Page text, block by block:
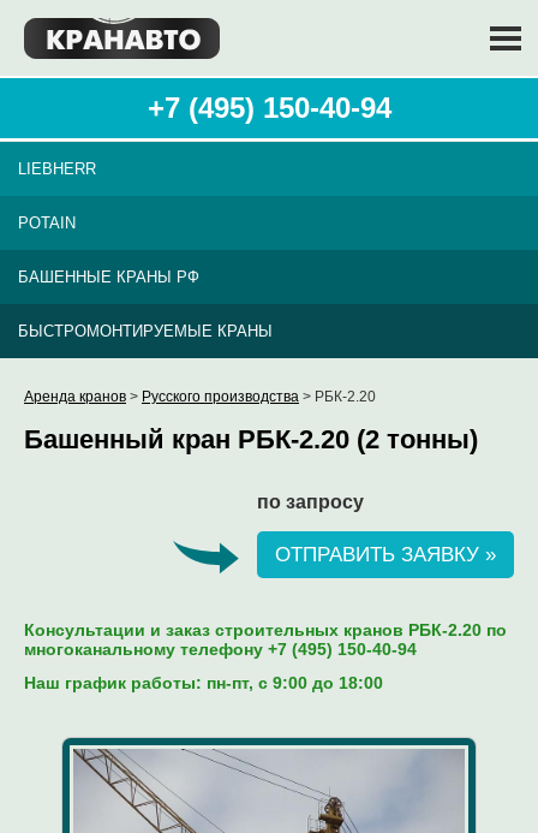
+7 (495) 150-40-94
LIEBHERR
POTAIN
БАШЕННЫЕ КРАНЫ РФ
БЫСТРОМОНТИРУЕМЫЕ КРАНЫ
Аренда кранов > Русского производства > РБК-2.20
Башенный кран РБК-2.20 (2 тонны)
по запросу
ОТПРАВИТЬ ЗАЯВКУ »
Консультации и заказ строительных кранов РБК-2.20 по
многоканальному телефону +7 (495) 150-40-94
Наш график работы: пн-пт, c 9:00 до 18:00